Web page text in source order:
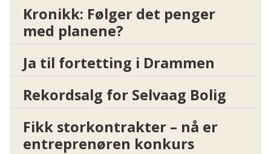
Kronikk: Følger det penger
med planene?
Ja til fortetting i Drammen
Rekordsalg for Selvaag Bolig
Fikk storkontrakter – nå er
entreprenøren konkurs